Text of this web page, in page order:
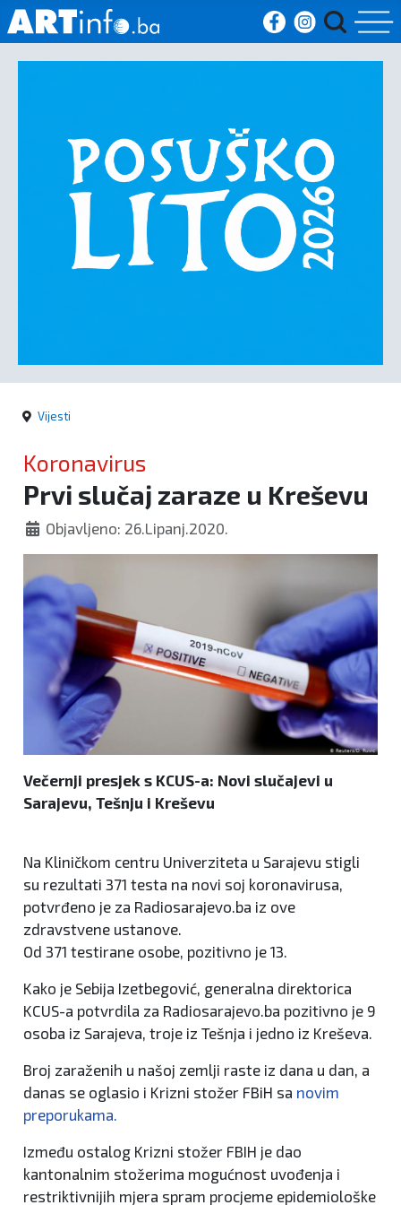
Sport
Kultura
Crna
Vijesti
Koronavirus
Prvi slučaj zaraze u Kreševu
Objavljeno: 26.Lipanj.2020.
Večernji presjek s KCUS-a: Novi slučajevi u
Sarajevu, Tešnju i Kreševu
Na Kliničkom centru Univerziteta u Sarajevu stigli
su rezultati 371 testa na novi soj koronavirusa,
potvrđeno je za Radiosarajevo.ba iz ove
zdravstvene ustanove.
Od 371 testirane osobe, pozitivno je 13.
Kako je Sebija Izetbegović, generalna direktorica
KCUS-a potvrdila za Radiosarajevo.ba pozitivno je 9
osoba iz Sarajeva, troje iz Tešnja i jedno iz Kreševa.
Broj zaraženih u našoj zemlji raste iz dana u dan, a
danas se oglasio i Krizni stožer FBiH sa novim
preporukama.
Između ostalog Krizni stožer FBIH je dao
kantonalnim stožerima mogućnost uvođenja i
restriktivnijih mjera spram procjeme epidemiološke